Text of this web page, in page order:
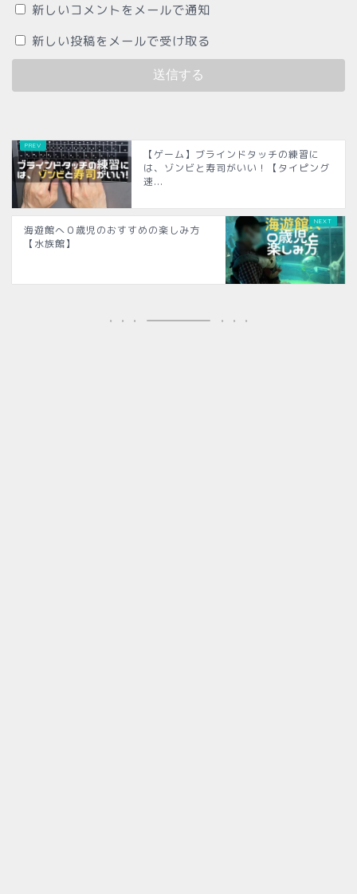
新しいコメントをメールで通知
新しい投稿をメールで受け取る
【ゲーム】ブラインドタッチの練習に
は、ゾンビと寿司がいい！【タイピング
速...
海遊館へ０歳児のおすすめの楽しみ方
【水族館】